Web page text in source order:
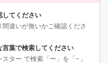
してください
違いが無いかご確認くださ
葉で検索してください
ター で検索「ー」を「−」